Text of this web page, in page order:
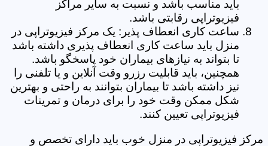
باید مناسب باشد و نسبت به سایر مراکز
فیزیوتراپی رقابتی باشد.
ساعت کاری انعطاف پذیر: یک مرکز فیزیوتراپی در
منزل باید ساعت کاری انعطاف پذیری داشته باشد
تا بتواند به نیازهای بیماران خود پاسخگو باشد.
همچنین، باید قابلیت رزرو وقت آنلاین و یا تلفنی را
نیز داشته باشد تا بیماران بتوانند به راحتی و بهترین
شکل ممکن وقت خود را برای درمان و تمرینات
فیزیوتراپی تعیین کنند.
مرکز فیزیوتراپی در منزل خوب باید دارای تخصص و